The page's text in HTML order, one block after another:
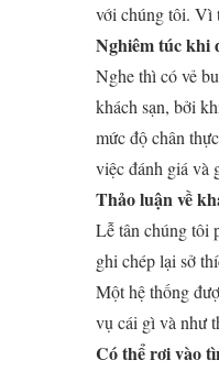
với chúng tôi. Vì
Nghiêm túc khi
Nghe thì có vẻ
khách sạn, bởi
mức độ chân
việc đánh giá và
Thảo luận về
Lễ tân chúng tôi
ghi chép lại sở
Một hệ thống
vụ cái gì và như
Có thể rơi vào